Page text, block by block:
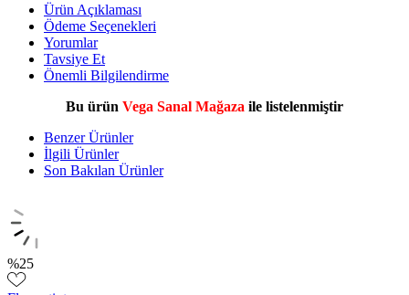
Ürün Açıklaması
Ödeme Seçenekleri
Yorumlar
Tavsiye Et
Önemli Bilgilendirme
Bu ürün Vega Sanal Mağaza ile listelenmiştir
Benzer Ürünler
İlgili Ürünler
Son Bakılan Ürünler
%25